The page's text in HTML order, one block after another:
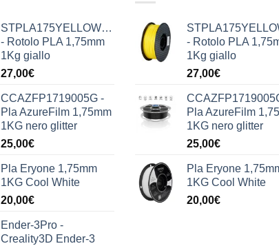
STPLA175YELLOW1KG
- Rotolo PLA 1,75mm
1Kg giallo
27,00€
CCAZFP1719005G -
Pla AzureFilm 1,75mm
1KG nero glitter
25,00€
Pla Eryone 1,75mm
1KG Cool White
20,00€
Ender-3Pro -
Creality3D Ender-3
- Rotolo PLA
1Kg giallo
27,00€
Pla AzureFilm
1KG nero glitter
25,00€
Pla Eryone
1KG Cool White
20,00€